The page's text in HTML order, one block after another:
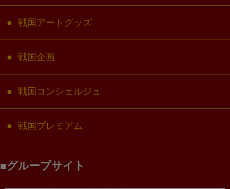
戦国アートグッズ
戦国企画
戦国コンシェルジュ
戦国プレミアム
グループサイト